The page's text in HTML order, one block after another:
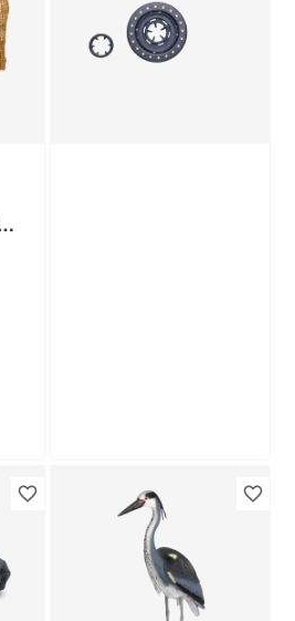
LED-Leuchtring für
Wasserspielpumpen,
mit Adapter
€